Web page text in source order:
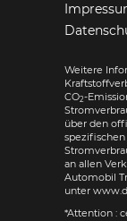
Weitere
CO2-
über den
spezifischen
an allen
Automobil
unter
*Attention :